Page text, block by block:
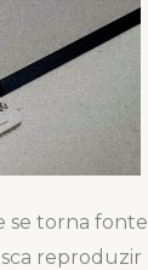
se torna fonte
reproduzir